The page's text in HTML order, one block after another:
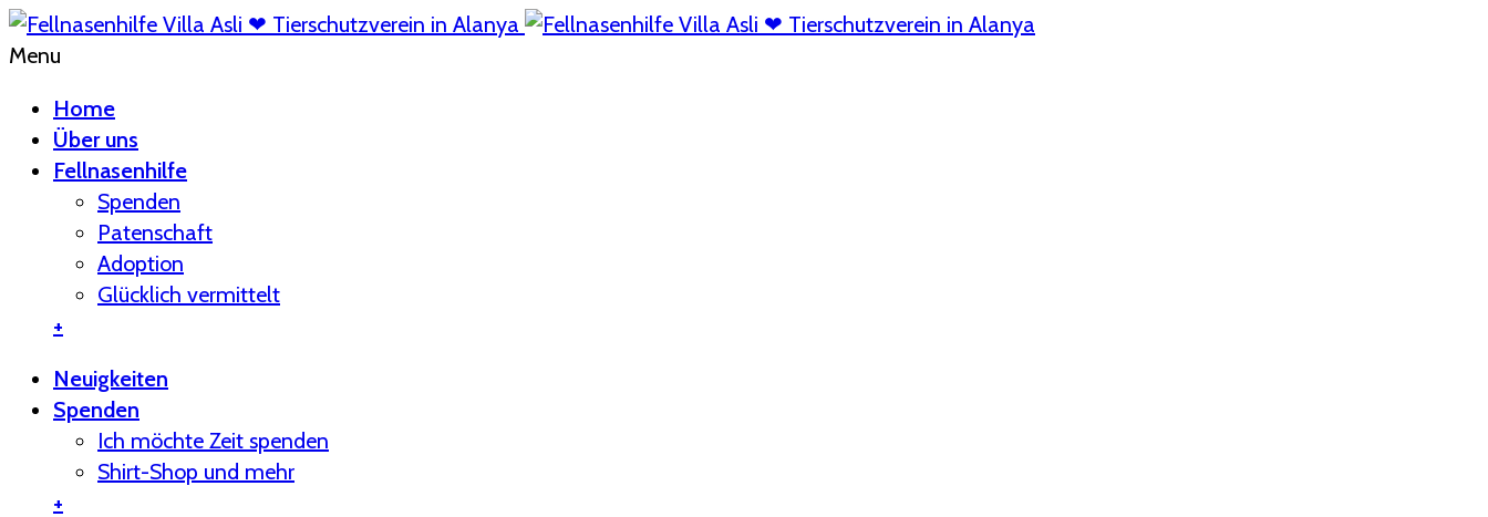
Menu
Home
Über uns
Fellnasenhilfe
Spenden
Patenschaft
Adoption
Glücklich vermittelt
+
Neuigkeiten
Spenden
Ich möchte Zeit spenden
Shirt-Shop und mehr
+